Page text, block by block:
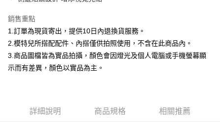
聯邦商業銀行
元大商業銀行
永豐商業銀行
台新國際商業銀行
中國信託商業銀行
台灣樂天信用卡公司
悠遊付
Google Pay
全盈+PAY
【大哥付你分期使用說明】
1.本服務由台灣大哥大提供，台灣大哥大用戶可立即使用無須另外申請。
AFTEE先享後付
銷售重點
1.訂單為現貨寄出，提供10日內退換貨服務。
2.模特兒所搭配配件、內搭僅供拍照使用，不含在此商品內。
3.商品圖檔皆為實品拍攝，顏色會因燈光及個人電腦或手機螢幕顯
示而有差異，顏色以實品為主。
詳細說明 商品規格 相關推薦